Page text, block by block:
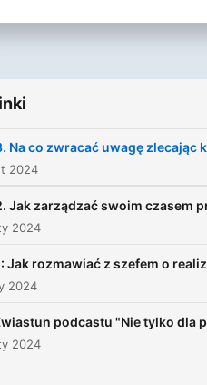
Na co zwracać uwagę
2024
Jak zarządzać swoim czasem
2024
Jak rozmawiać z szefem o
2024
podcastu "Nie tylko dla
2024